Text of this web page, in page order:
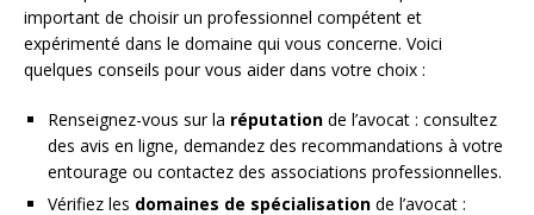
important de choisir un professionnel compétent et
expérimenté dans le domaine qui vous concerne. Voici
quelques conseils pour vous aider dans votre choix :
Renseignez-vous sur la réputation de l’avocat : consultez
des avis en ligne, demandez des recommandations à votre
entourage ou contactez des associations professionnelles.
Vérifiez les domaines de spécialisation de l’avocat :